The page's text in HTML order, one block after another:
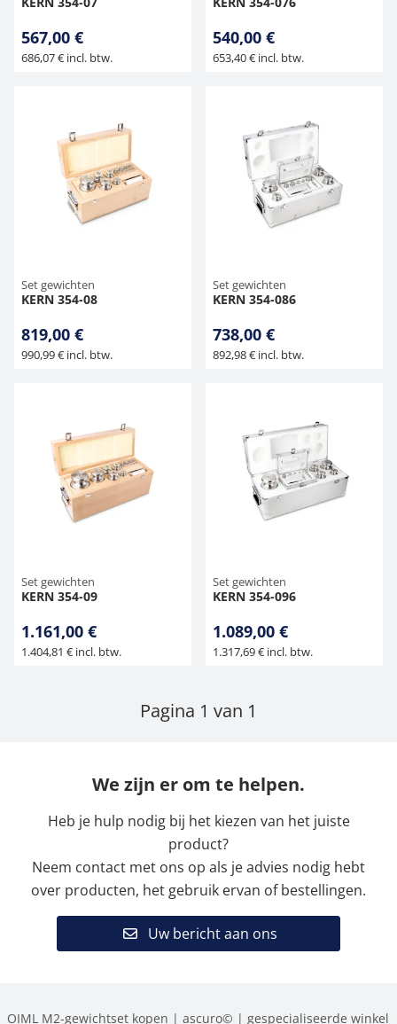
567,00 €
686,07 € incl. btw.
540,00 €
653,40 € incl. btw.
Set gewichten
KERN 354-08
819,00 €
990,99 € incl. btw.
Set gewichten
KERN 354-086
738,00 €
892,98 € incl. btw.
Set gewichten
KERN 354-09
1.161,00 €
1.404,81 € incl. btw.
Set gewichten
KERN 354-096
1.089,00 €
1.317,69 € incl. btw.
Pagina 1 van 1
We zijn er om te helpen.
Heb je hulp nodig bij het kiezen van het juiste
product?
Neem contact met ons op als je advies nodig hebt
over producten, het gebruik ervan of bestellingen.
Uw bericht aan ons
OIML M2-gewichtset kopen | ascuro© | gespecialiseerde winkel